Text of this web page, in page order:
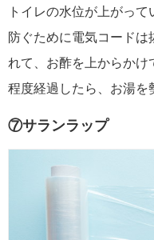
トイレの水位が上がっ
防ぐために電気コードは
れて、お酢を上からかけ
程度経過したら、お湯を
⑦サランラップ